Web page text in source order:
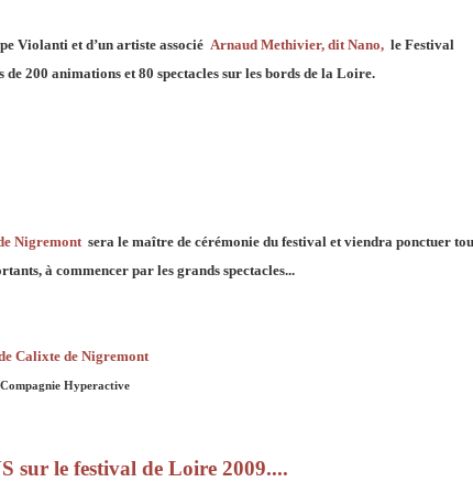
Violanti et d’un artiste associé Arnaud Methivier, dit Nano, le Festival
de 200 animations et 80 spectacles sur les bords de la Loire.
Nigremont sera le maître de cérémonie du festival et viendra ponctuer
à commencer par les grands spectacles...
Calixte de Nigremont
Hyperactive
sur le festival de Loire 2009....